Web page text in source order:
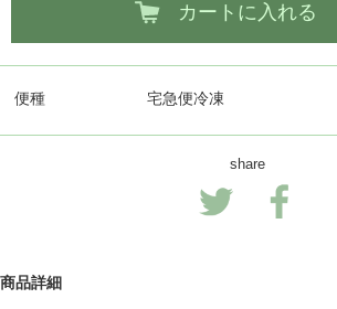
カートに入れる
便種 宅急便冷凍
share
商品詳細